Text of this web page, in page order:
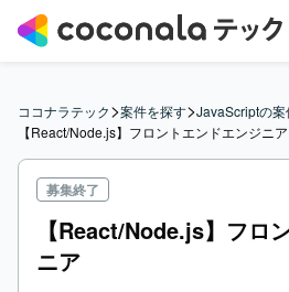
ココナラテック>案件を探す>JavaScriptの案
【React/Node.js】フロントエンドエンジニア
募集終了
【React/Node.js】フロ
ニア